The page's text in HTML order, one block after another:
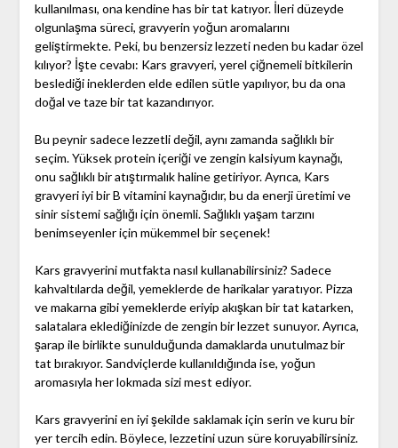
kullanılması, ona kendine has bir tat katıyor. İleri düzeyde
olgunlaşma süreci, gravyerin yoğun aromalarını
geliştirmekte. Peki, bu benzersiz lezzeti neden bu kadar özel
kılıyor? İşte cevabı: Kars gravyeri, yerel çiğnemeli bitkilerin
beslediği ineklerden elde edilen sütle yapılıyor, bu da ona
doğal ve taze bir tat kazandırıyor.
Bu peynir sadece lezzetli değil, aynı zamanda sağlıklı bir
seçim. Yüksek protein içeriği ve zengin kalsiyum kaynağı,
onu sağlıklı bir atıştırmalık haline getiriyor. Ayrıca, Kars
gravyeri iyi bir B vitamini kaynağıdır, bu da enerji üretimi ve
sinir sistemi sağlığı için önemli. Sağlıklı yaşam tarzını
benimseyenler için mükemmel bir seçenek!
Kars gravyerini mutfakta nasıl kullanabilirsiniz? Sadece
kahvaltılarda değil, yemeklerde de harikalar yaratıyor. Pizza
ve makarna gibi yemeklerde eriyip akışkan bir tat katarken,
salatalara eklediğinizde de zengin bir lezzet sunuyor. Ayrıca,
şarap ile birlikte sunulduğunda damaklarda unutulmaz bir
tat bırakıyor. Sandviçlerde kullanıldığında ise, yoğun
aromasıyla her lokmada sizi mest ediyor.
Kars gravyerini en iyi şekilde saklamak için serin ve kuru bir
yer tercih edin. Böylece, lezzetini uzun süre koruyabilirsiniz.